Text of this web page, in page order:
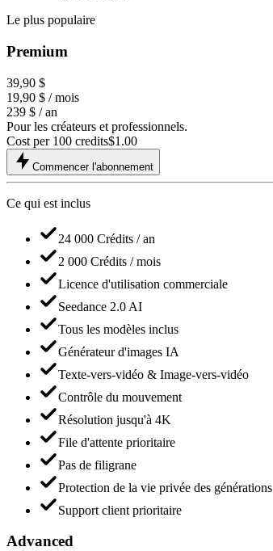
Le plus populaire
Premium
39,90 $
19,90 $ / mois
239 $ / an
Pour les créateurs et professionnels.
Cost per 100 credits$1.00
Commencer l'abonnement
Ce qui est inclus
24 000 Crédits / an
2 000 Crédits / mois
Licence d'utilisation commerciale
Seedance 2.0 AI
Tous les modèles inclus
Générateur d'images IA
Texte-vers-vidéo & Image-vers-vidéo
Contrôle du mouvement
Résolution jusqu'à 4K
File d'attente prioritaire
Pas de filigrane
Protection de la vie privée des générations
Support client prioritaire
Advanced